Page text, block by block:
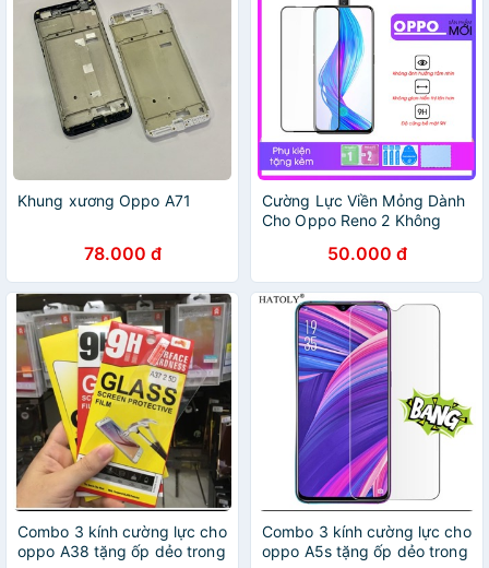
Khung xương Oppo A71
78.000 đ
Cường Lực Viền Mỏng Dành
Cho Oppo Reno 2 Không
50.000 đ
Combo 3 kính cường lực cho
oppo A38 tặng ốp dẻo trong
Combo 3 kính cường lực cho
oppo A5s tặng ốp dẻo trong